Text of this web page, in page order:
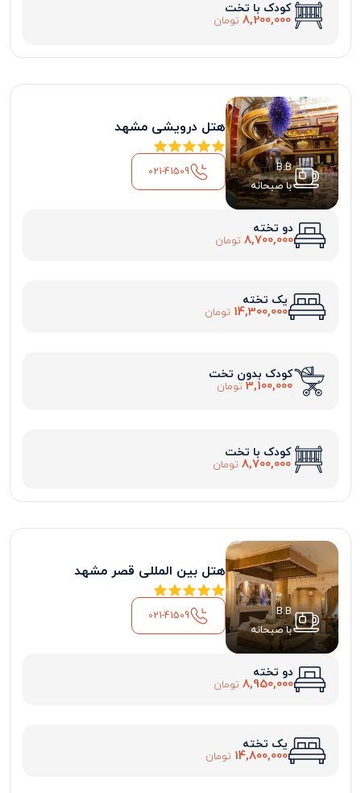
کودک با تخت
8,200,000 تومان
B.B
با صبحانه
هتل درویشی مشهد
021-41509
دو تخته
8,700,000 تومان
یک تخته
14,300,000 تومان
کودک بدون تخت
3,100,000 تومان
کودک با تخت
8,700,000 تومان
B.B
با صبحانه
هتل بین المللی قصر مشهد
021-41509
دو تخته
8,950,000 تومان
یک تخته
14,800,000 تومان